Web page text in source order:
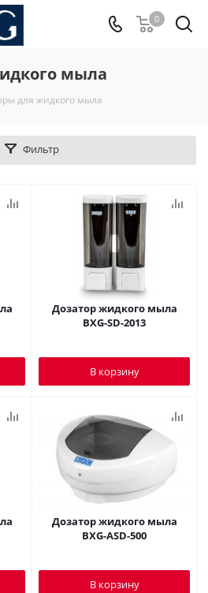
0
мыла
для жидкого мыла
Фильтр
Дозатор жидкого мыла
BXG-SD-2013
В корзину
Дозатор жидкого мыла
BXG-ASD-500
В корзину